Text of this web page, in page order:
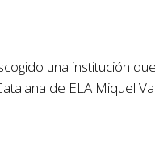
una institución
de ELA Miquel